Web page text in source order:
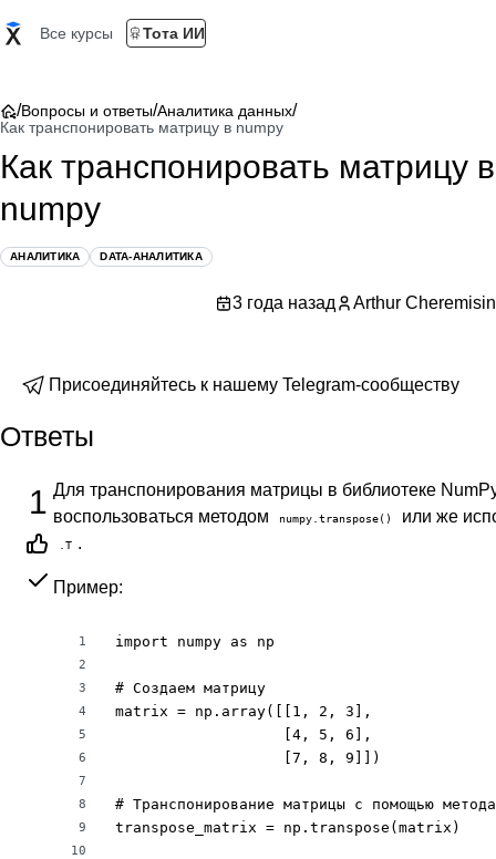
Все курсы Тота ИИ
/Вопросы и ответы/Аналитика данных/
Как транспонировать матрицу в numpy
Как транспонировать матрицу в
numpy
АНАЛИТИКА DATA-АНАЛИТИКА
3 года назад Arthur Cheremisin
Присоединяйтесь к нашему Telegram-сообществу
Ответы
1 Для транспонирования матрицы в библиотеке
воспользоваться методом
numpy.transpose() или же
.T .
Пример:
1
2
3
4
5
6
7
8
9
10
import numpy as np
# Создаем матрицу
matrix = np.array([[1, 2, 3],
                   [4, 5, 6],
                   [7, 8, 9]])
# Транспонирование матрицы с помощью
transpose_matrix = np.transpose(matrix)